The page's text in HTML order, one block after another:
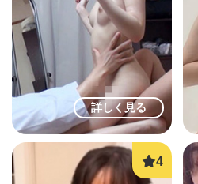
詳しく見る